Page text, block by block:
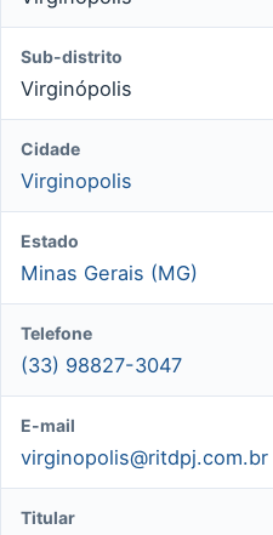
Sub-distrito
Virginópolis
Cidade
Virginopolis
Estado
Minas Gerais (MG)
Telefone
(33) 98827-3047
E-mail
virginopolis@ritdpj.com.br
Titular